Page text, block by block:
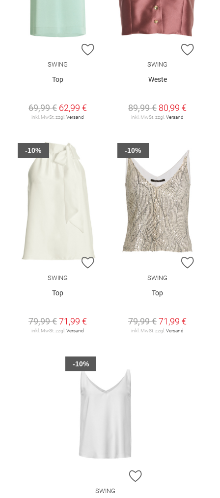
ZUR WUNSCHLISTE HINZUFÜGEN
SWING
Top
69,99 € 62,99 €
inkl. MwSt. zzgl. Versand
ZUR
SWING
Weste
89,99 € 80,99 €
inkl. MwSt. zzgl. Versand
ZUR WUNSCHLISTE HINZUFÜGEN
SWING
Top
79,99 €71,99 €
inkl. MwSt. zzgl. Versand
-10%
ZUR
SWING
Top
79,99 €71,99 €
inkl. MwSt. zzgl. Versand
-10%
ZUR WUNSCHLISTE
SWING
-10%